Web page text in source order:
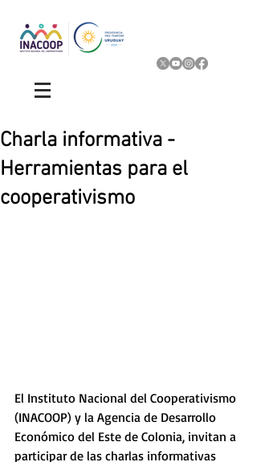
Charla informativa -
Herramientas para el
cooperativismo
El Instituto Nacional del Cooperativismo
(INACOOP) y la Agencia de Desarrollo
Económico del Este de Colonia, invitan a
participar de las charlas informativas